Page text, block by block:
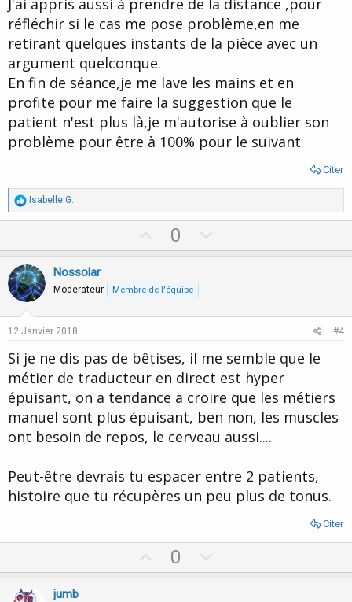
J'ai appris aussi à prendre de la distance ,pour
réfléchir si le cas me pose problème,en me
retirant quelques instants de la pièce avec un
argument quelconque.
En fin de séance,je me lave les mains et en
profite pour me faire la suggestion que le
patient n'est plus là,je m'autorise à oublier son
problème pour être à 100% pour le suivant.
Citer
R
é
a
t
i
o
n
s
:
Isabelle G.
p
o
0
o
e
Nossolar
Moderateur Membre de l'équipe
12 Janvier 2018 #4
Si je ne dis pas de bêtises, il me semble que le
métier de traducteur en direct est hyper
épuisant, on a tendance a croire que les métiers
manuel sont plus épuisant, ben non, les muscles
ont besoin de repos, le cerveau aussi....
Peut-être devrais tu espacer entre 2 patients,
histoire que tu récupères un peu plus de tonus.
Citer
p
0
o
jumb